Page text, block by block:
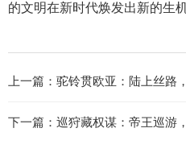
的文明在新时代焕发出新的生机
上一篇： 驼铃贯欧亚：陆上丝路
下一篇： 巡狩藏权谋：帝王巡游